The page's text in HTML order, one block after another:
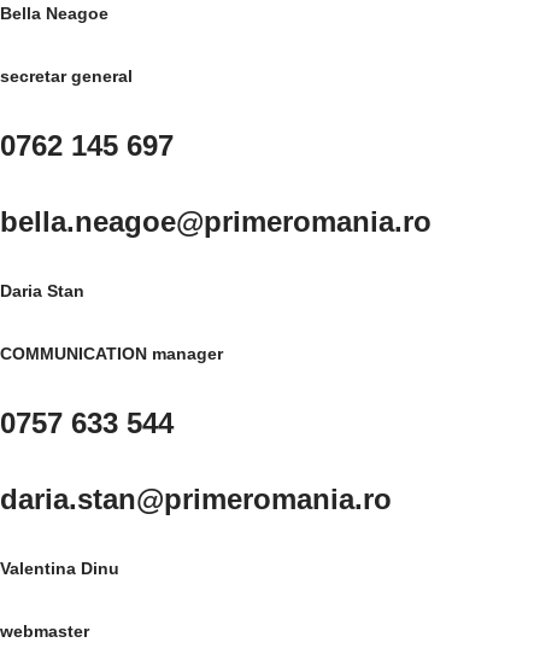
Bella Neagoe
secretar general
0762 145 697
bella.neagoe@primeromania.ro
Daria Stan
COMMUNICATION manager
0757 633 544
daria.stan@primeromania.ro
Valentina Dinu
webmaster